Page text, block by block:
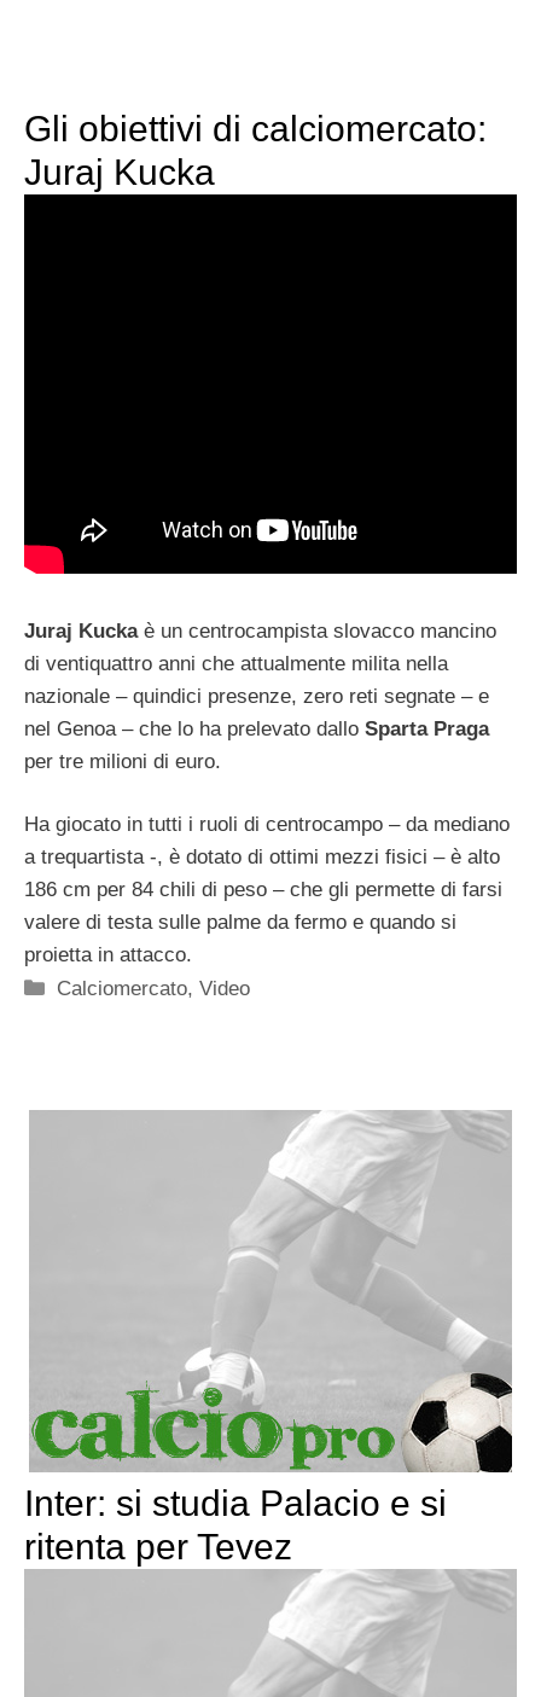
Gli obiettivi di calciomercato:
Juraj Kucka
Juraj Kuckaè un centrocampista slovacco mancino
di ventiquattro anni che attualmente milita nella
nazionale – quindici presenze, zero reti segnate – e
nel Genoa – che lo ha prelevato dallo Sparta Praga
per tre milioni di euro.
Ha giocato in tutti i ruoli di centrocampo – da mediano
a trequartista -, è dotato di ottimi mezzi fisici – è alto
186 cm per 84 chili di peso – che gli permette di farsi
valere di testa sulle palme da fermo e quando si
proietta in attacco.
Categorie
Calciomercato,Video
Inter: si studia Palacio e si
ritenta per Tevez